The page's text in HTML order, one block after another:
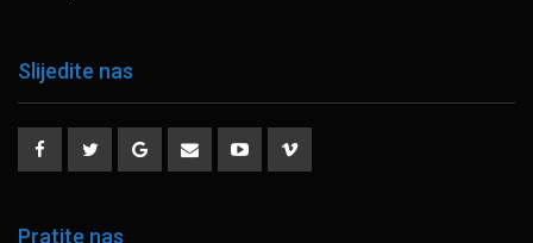
Slijedite nas
Pratite nas